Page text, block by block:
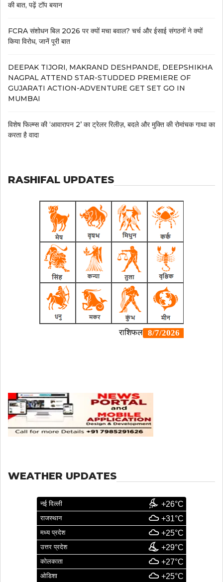
की बात, पढ़ें टॉप बयान
FCRA संशोधन बिल 2026 पर क्यों मचा बवाल? चर्च और ईसाई संगठनों ने क्यों
किया विरोध, जानें पूरी बात
DEEPAK TIJORI, MAKRAND DESHPANDE, DEEPSHIKHA
NAGPAL ATTEND STAR-STUDDED PREMIERE OF
GUJARATI ACTION-ADVENTURE GET SET GO IN
MUMBAI
विशेष फिल्म्स की ‘आवारापन 2’ का ट्रेलर रिलीज़, बदले और मुक्ति की रोमांचक गाथा का
करता है वादा
RASHIFAL UPDATES
WEATHER UPDATES
नई दिल्ली +26°C
राजस्थान +31°C
मध्य प्रदेश +25°C
उत्तर प्रदेश +29°C
कोलकाता +27°C
ओडिशा +25°C